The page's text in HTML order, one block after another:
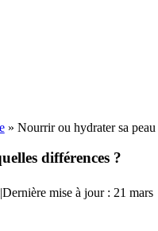
» Nourrir ou hydrater sa peau
différences ?
|Dernière mise à jour : 21 mars